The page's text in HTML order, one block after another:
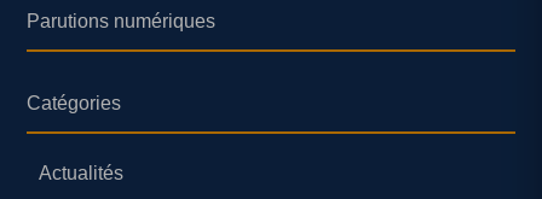
Parutions numériques
Catégories
Actualités